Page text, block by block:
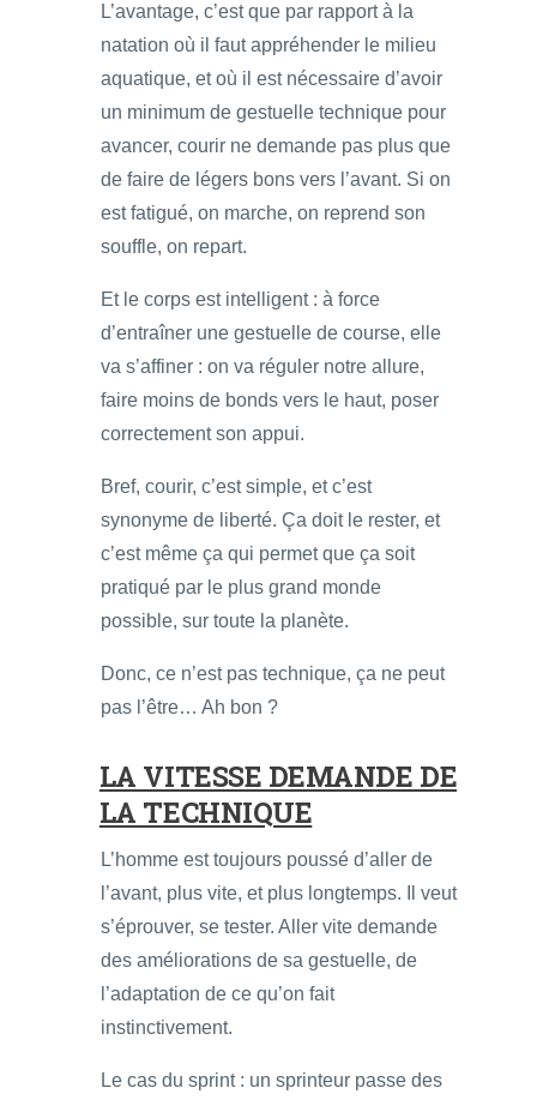
L’avantage, c’est que par rapport à la
natation où il faut appréhender le milieu
aquatique, et où il est nécessaire d’avoir
un minimum de gestuelle technique pour
avancer, courir ne demande pas plus que
de faire de légers bons vers l’avant. Si on
est fatigué, on marche, on reprend son
souffle, on repart.
Et le corps est intelligent : à force
d’entraîner une gestuelle de course, elle
va s’affiner : on va réguler notre allure,
faire moins de bonds vers le haut, poser
correctement son appui.
Bref, courir, c’est simple, et c’est
synonyme de liberté. Ça doit le rester, et
c’est même ça qui permet que ça soit
pratiqué par le plus grand monde
possible, sur toute la planète.
Donc, ce n’est pas technique, ça ne peut
pas l’être… Ah bon ?
LA VITESSE DEMANDE DE
LA TECHNIQUE
L’homme est toujours poussé d’aller de
l’avant, plus vite, et plus longtemps. Il veut
s’éprouver, se tester. Aller vite demande
des améliorations de sa gestuelle, de
l’adaptation de ce qu’on fait
instinctivement.
Le cas du sprint : un sprinteur passe des